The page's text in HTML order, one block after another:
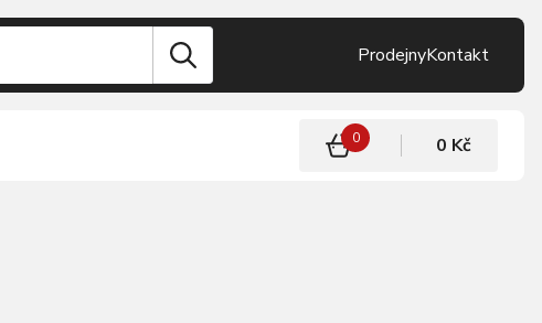
ProdejnyKontakt
0 0 Kč